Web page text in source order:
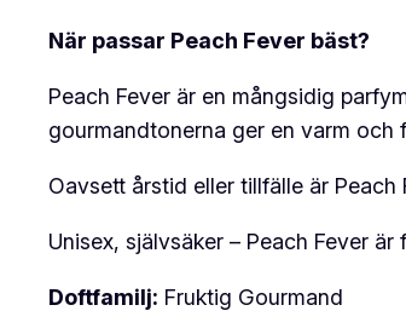
När passar Peach Fever bäst?
Peach Fever är en mångsidig
gourmandtonerna ger en varm och
Oavsett årstid eller tillfälle är
Unisex, självsäker – Peach Fever är
Doftfamilj: Fruktig Gourmand